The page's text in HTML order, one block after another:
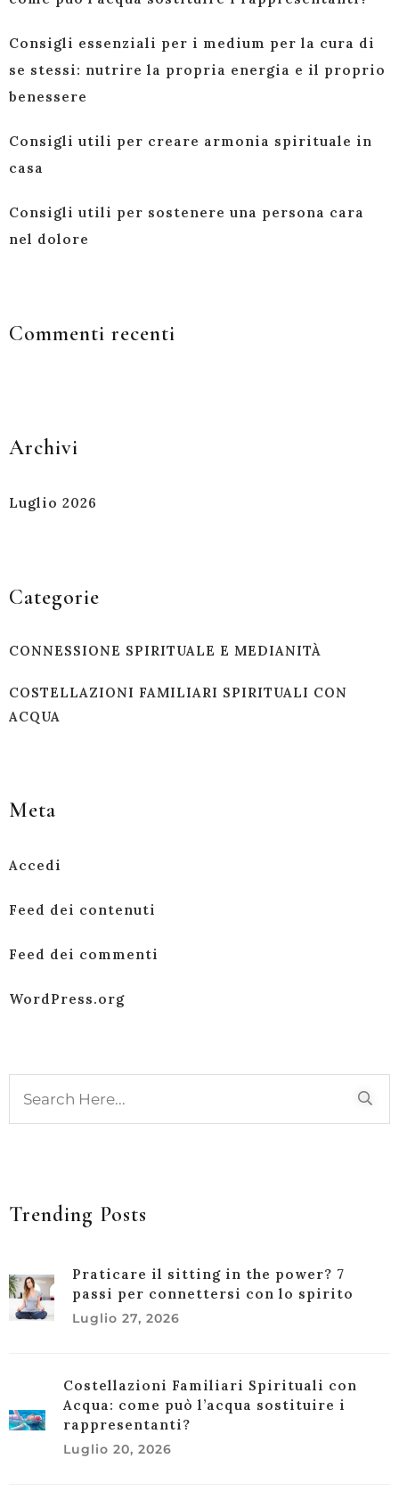
Consigli essenziali per i medium per la cura di
se stessi: nutrire la propria energia e il proprio
benessere
Consigli utili per creare armonia spirituale in
casa
Consigli utili per sostenere una persona cara
nel dolore
Commenti recenti
Archivi
Luglio 2026
Categorie
CONNESSIONE SPIRITUALE E MEDIANITÀ
COSTELLAZIONI FAMILIARI SPIRITUALI CON
ACQUA
Meta
Accedi
Feed dei contenuti
Feed dei commenti
WordPress.org
Trending Posts
Praticare il sitting in the power? 7
passi per connettersi con lo spirito
Luglio 27, 2026
Costellazioni Familiari Spirituali con
Acqua: come può l’acqua sostituire i
rappresentanti?
Luglio 20, 2026